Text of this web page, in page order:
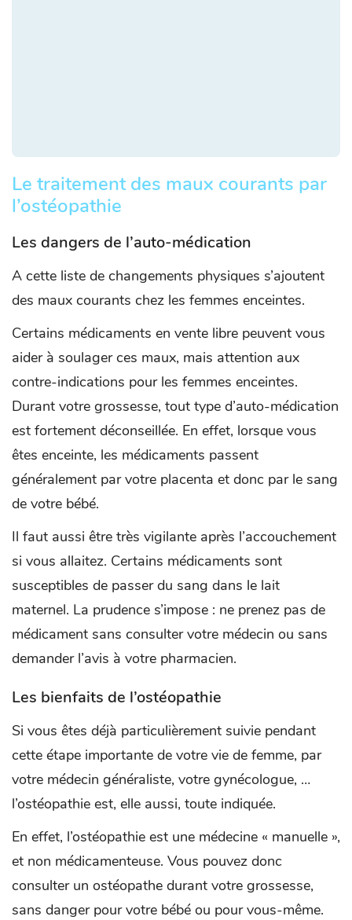
Le traitement des maux courants par
l’ostéopathie
Les dangers de l’auto-médication
A cette liste de changements physiques s’ajoutent
des maux courants chez les femmes enceintes.
Certains médicaments en vente libre peuvent vous
aider à soulager ces maux, mais attention aux
contre-indications pour les femmes enceintes.
Durant votre grossesse, tout type d’auto-médication
est fortement déconseillée. En effet, lorsque vous
êtes enceinte, les médicaments passent
généralement par votre placenta et donc par le sang
de votre bébé.
Il faut aussi être très vigilante après l’accouchement
si vous allaitez. Certains médicaments sont
susceptibles de passer du sang dans le lait
maternel. La prudence s’impose : ne prenez pas de
médicament sans consulter votre médecin ou sans
demander l’avis à votre pharmacien.
Les bienfaits de l’ostéopathie
Si vous êtes déjà particulièrement suivie pendant
cette étape importante de votre vie de femme, par
votre médecin généraliste, votre gynécologue, …
l’ostéopathie est, elle aussi, toute indiquée.
En effet, l’ostéopathie est une médecine « manuelle »,
et non médicamenteuse. Vous pouvez donc
consulter un ostéopathe durant votre grossesse,
sans danger pour votre bébé ou pour vous-même.